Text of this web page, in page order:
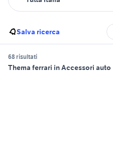
Salva ricerca
68 risultati
Thema ferrari in Accessori auto